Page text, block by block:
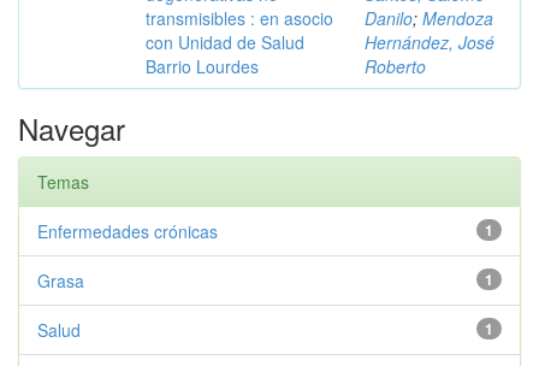
transmisibles : en asocio
con Unidad de Salud
Barrio Lourdes
Danilo; Mendoza
Hernández, José
Roberto
Navegar
Temas
1
Enfermedades crónicas
1
Grasa
1
Salud